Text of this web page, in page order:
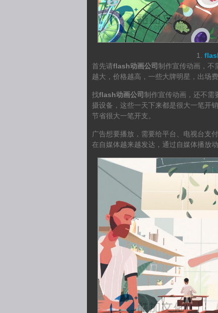
首先请flash动画公司制作宣传动画，不
越大，价格越高，一些大牌明星，出场
找flash动画公司制作宣传动画，还不需
摄设备，这些一天下来都是很大一笔开
节省很大一笔开支。
广告想要播放，需要给平台、电视台支
在自媒体越来越发达，通过自媒体播放